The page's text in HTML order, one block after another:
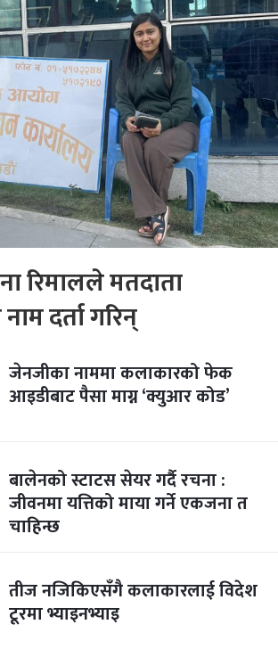
रिमालले मतदाता
दर्ता गरिन्
जेनजीका नाममा कलाकारको फेक
आइडीबाट पैसा माग्न ‘क्युआर कोड’
बालेनको स्टाटस सेयर गर्दै रचना :
जीवनमा यत्तिको माया गर्ने एकजना त
चाहिन्छ
तीज नजिकिएसँगै कलाकारलाई विदेश
टूरमा भ्याइनभ्याइ